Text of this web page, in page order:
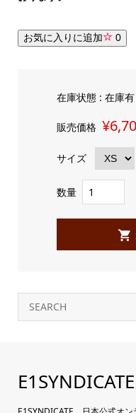
お気に入りに追加 0
在庫状態 : 在庫有
販売価格
サイズ
数量